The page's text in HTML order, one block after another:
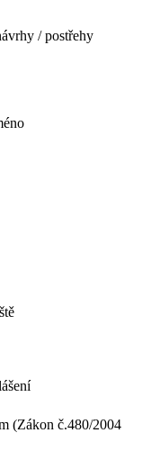
/ postřehy
(Zákon č.480/2004